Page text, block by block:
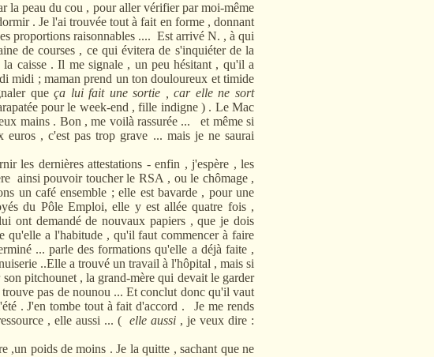
peau du cou , pour aller vérifier par moi-même
. Je l'ai trouvée tout à fait en forme , donnant
proportions raisonnables .... Est arrivé N. , à qui
de courses , ce qui évitera de s'inquiéter de la
caisse . Il me signale , un peu hésitant , qu'il a
midi ; maman prend un ton douloureux et timide
queça lui fait une sortie , car elle ne sort
pour le week-end , fille indigne ) . Le Mac
mains . Bon , me voilà rassurée ...et même si
, c'est pas trop grave ... mais je ne saurai
dernières attestations - enfin , j'espère , les
ainsi pouvoir toucher le RSA , ou le chômage ,
un café ensemble ; elle est bavarde , pour une
du Pôle Emploi, elle y est allée quatre fois ,
ont demandé de nouvaux papiers , que je dois
qu'elle a l'habitude , qu'il faut commencer à faire
... parle des formations qu'elle a déjà faite ,
..Elle a trouvé un travail à l'hôpital , mais si
pitchounet , la grand-mère qui devait le garder
pas de nounou ... Et conclut donc qu'il vaut
. J'en tombe tout à fait d'accord .
Je me rends
, elle aussi ... ( elle aussi , je veux dire :
de moins . Je la quitte , sachant que ne